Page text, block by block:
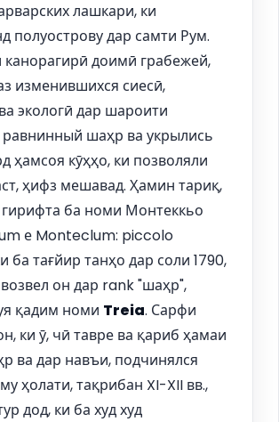
лашкари, ки
полуострову дар самти Рум.
доимӣ грабежей,
изменившихся сиесӣ,
экологӣ дар шароити
равнинный шаҳр ва укрылись
ҳамсоя кӯҳҳо, ки позволяли
ҳифз мешавад. Ҳамин тариқ,
ба номи Монтеккьо
е Monteclum: piccolo
ба тағйир танҳо дар соли 1790,
он дар rank "шаҳр",
қадим номи Treia. Сарфи
ки ӯ, чӣ тавре ва қариб ҳамаи
ва дар навъи, подчинялся
ҳолати, тақрибан XI-XII вв.,
дод, ки ба худ худ